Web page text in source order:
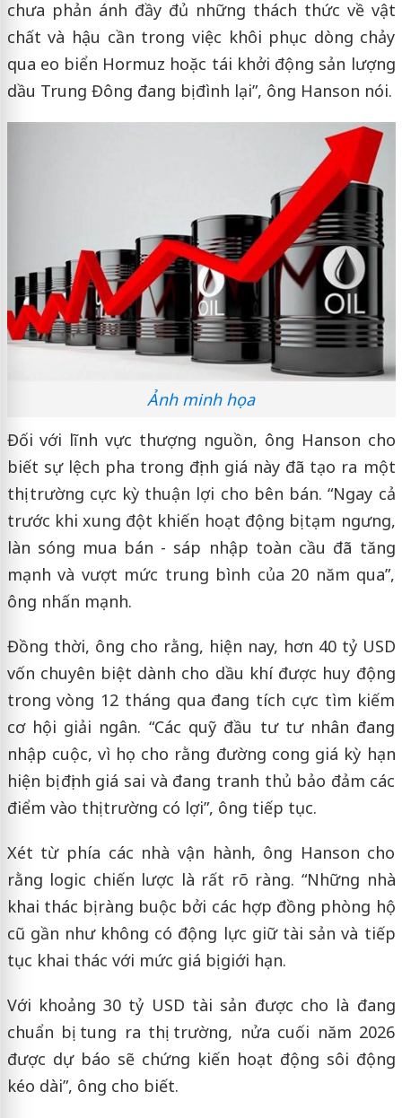
chưa phản ánh đầy đủ những thách thức về vật
chất và hậu cần trong việc khôi phục dòng chảy
qua eo biển Hormuz hoặc tái khởi động sản lượng
dầu Trung Đông đang bị đình lại”, ông Hanson nói.
Ảnh minh họa
Đối với lĩnh vực thượng nguồn, ông Hanson cho
biết sự lệch pha trong định giá này đã tạo ra một
thị trường cực kỳ thuận lợi cho bên bán. “Ngay cả
trước khi xung đột khiến hoạt động bị tạm ngưng,
làn sóng mua bán - sáp nhập toàn cầu đã tăng
mạnh và vượt mức trung bình của 20 năm qua”,
ông nhấn mạnh.
Đồng thời, ông cho rằng, hiện nay, hơn 40 tỷ USD
vốn chuyên biệt dành cho dầu khí được huy động
trong vòng 12 tháng qua đang tích cực tìm kiếm
cơ hội giải ngân. “Các quỹ đầu tư tư nhân đang
nhập cuộc, vì họ cho rằng đường cong giá kỳ hạn
hiện bị định giá sai và đang tranh thủ bảo đảm các
điểm vào thị trường có lợi”, ông tiếp tục.
Xét từ phía các nhà vận hành, ông Hanson cho
rằng logic chiến lược là rất rõ ràng. “Những nhà
khai thác bị ràng buộc bởi các hợp đồng phòng hộ
cũ gần như không có động lực giữ tài sản và tiếp
tục khai thác với mức giá bị giới hạn.
Với khoảng 30 tỷ USD tài sản được cho là đang
chuẩn bị tung ra thị trường, nửa cuối năm 2026
được dự báo sẽ chứng kiến hoạt động sôi động
kéo dài”, ông cho biết.